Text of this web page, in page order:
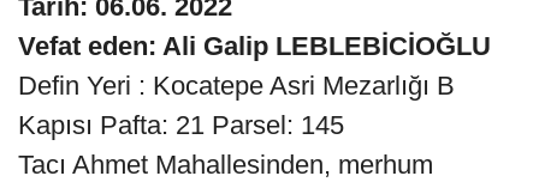
Tarih: 06.06. 2022
Vefat eden: Ali Galip LEBLEBİCİOĞLU
Defin Yeri : Kocatepe Asri Mezarlığı B
Kapısı Pafta: 21 Parsel: 145
Tacı Ahmet Mahallesinden, merhum